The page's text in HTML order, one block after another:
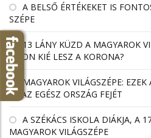
A BELSŐ ÉRTÉKEKET IS
SZÉPE
13 LÁNY KÜZD A MAGYAROK
VAJON KIÉ LESZ A KORONA?
MAGYAROK VILÁGSZÉPE:
EL AZ EGÉSZ ORSZÁG FEJÉT
A SZÉKÁCS ISKOLA DIÁKJA, A
MAGYAROK VILÁGSZÉPE